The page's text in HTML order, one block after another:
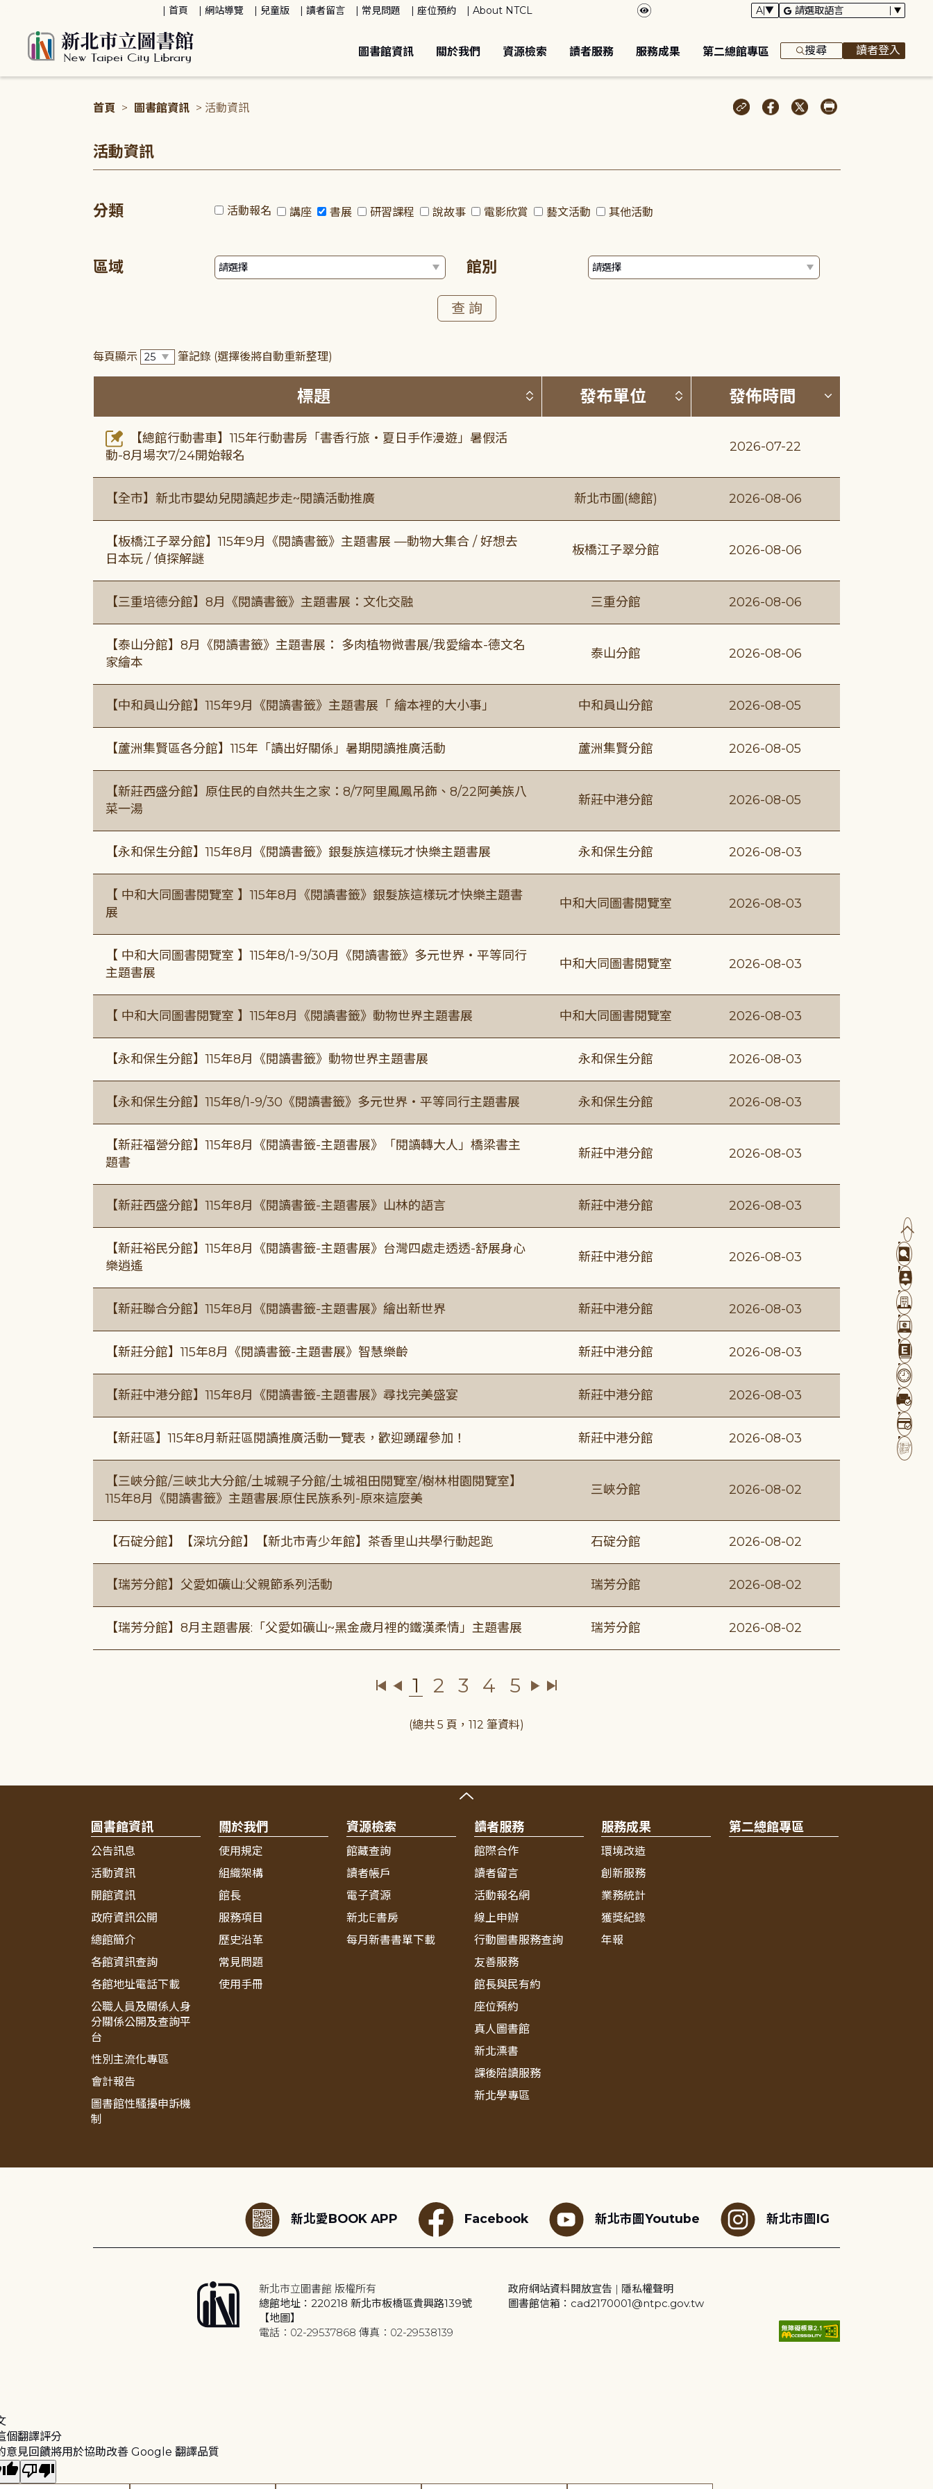
首頁 網站導覽 兒童版 讀者留言 常見問題 座位預約 About NTCL
圖書館資訊 關於我們 資源檢索 讀者服務 服務成果 第二總館專區 搜尋 讀者登入
首頁 > 圖書館資訊 > 活動資訊
活動資訊
分類 活動報名 講座 書展 研習課程 說故事 電影欣賞 藝文活動 其他活動
區域 館別
每頁顯示 筆記錄 (選擇後將自動重新整理)
標題 按標題排序 (升降冪)
發布單位 按發布單位排序 (升降冪)
發佈時間 按發佈時間
【總館行動書車】115年行動書房「書香行旅・夏日手作漫遊」暑假活
動-8月場次7/24開始報名
2026-07-22
【全市】新北市嬰幼兒閱讀起步走~閱讀活動推廣 新北市圖(總館) 2026-08-06
【板橋江子翠分館】115年9月《閱讀書籤》主題書展 —動物大集合 / 好想去
日本玩 / 偵探解謎
板橋江子翠分館 2026-08-06
【三重培德分館】8月《閱讀書籤》主題書展：文化交融 三重分館 2026-08-06
【泰山分館】8月《閱讀書籤》主題書展： 多肉植物微書展/我愛繪本-德文名
家繪本
泰山分館 2026-08-06
【中和員山分館】115年9月《閱讀書籤》主題書展「 繪本裡的大小事」 中和員山分館 2026-08-05
【蘆洲集賢區各分館】115年「讀出好關係」暑期閱讀推廣活動 蘆洲集賢分館 2026-08-05
【新莊西盛分館】原住民的自然共生之家：8/7阿里鳳鳳吊飾、8/22阿美族八
菜一湯
新莊中港分館 2026-08-05
【永和保生分館】115年8月《閱讀書籤》銀髮族這樣玩才快樂主題書展 永和保生分館 2026-08-03
【 中和大同圖書閱覽室 】115年8月《閱讀書籤》銀髮族這樣玩才快樂主題書
展
中和大同圖書閱覽室 2026-08-03
【 中和大同圖書閱覽室 】115年8/1-9/30月《閱讀書籤》多元世界・平等同行
主題書展
中和大同圖書閱覽室 2026-08-03
【 中和大同圖書閱覽室 】115年8月《閱讀書籤》動物世界主題書展 中和大同圖書閱覽室 2026-08-03
【永和保生分館】115年8月《閱讀書籤》動物世界主題書展 永和保生分館 2026-08-03
【永和保生分館】115年8/1-9/30《閱讀書籤》多元世界・平等同行主題書展 永和保生分館 2026-08-03
【新莊福營分館】115年8月《閱讀書籤-主題書展》「閱讀轉大人」橋梁書主
題書
新莊中港分館 2026-08-03
【新莊西盛分館】115年8月《閱讀書籤-主題書展》山林的語言 新莊中港分館 2026-08-03
【新莊裕民分館】115年8月《閱讀書籤-主題書展》台灣四處走透透-舒展身心
樂逍遙
新莊中港分館 2026-08-03
【新莊聯合分館】115年8月《閱讀書籤-主題書展》繪出新世界 新莊中港分館 2026-08-03
【新莊分館】115年8月《閱讀書籤-主題書展》智慧樂齡 新莊中港分館 2026-08-03
【新莊中港分館】115年8月《閱讀書籤-主題書展》尋找完美盛宴 新莊中港分館 2026-08-03
【新莊區】115年8月新莊區閱讀推廣活動一覽表，歡迎踴躍參加！ 新莊中港分館 2026-08-03
【三峽分館/三峽北大分館/土城親子分館/土城祖田閱覽室/樹林柑園閱覽室】
115年8月《閱讀書籤》主題書展:原住民族系列-原來這麼美
三峽分館 2026-08-02
【石碇分館】【深坑分館】【新北市青少年館】茶香里山共學行動起跑 石碇分館 2026-08-02
【瑞芳分館】父愛如礦山:父親節系列活動 瑞芳分館 2026-08-02
【瑞芳分館】8月主題書展:「父愛如礦山~黑金歲月裡的鐵漢柔情」主題書展 瑞芳分館 2026-08-02
1 2 3 4 5
(總共 5 頁，112 筆資料)
圖書館資訊
公告訊息
活動資訊
開館資訊
政府資訊公開
總館簡介
各館資訊查詢
各館地址電話下載
公職人員及關係人身
分關係公開及查詢平
台
性別主流化專區
會計報告
圖書館性騷擾申訴機
制
關於我們
使用規定
組織架構
館長
服務項目
歷史沿革
常見問題
使用手冊
資源檢索
館藏查詢
讀者帳戶
電子資源
新北E書房
每月新書書單下載
讀者服務
館際合作
讀者留言
活動報名網
線上申辦
行動圖書服務查詢
友善服務
館長與民有約
座位預約
真人圖書館
新北漂書
課後陪讀服務
新北學專區
服務成果
環境改造
創新服務
業務統計
獲獎紀錄
年報
第二總館專區
新北愛BOOK APP Facebook 新北市圖Youtube 新北市圖IG
新北市立圖書館 版權所有
總館地址：220218 新北市板橋區貴興路139號
【地圖】
電話：02-29537868 傳真：02-29538139
政府網站資料開放宣告 | 隱私權聲明
圖書館信箱：cad2170001@ntpc.gov.tw
個翻譯評分
意見回饋將用於協助改善 Google 翻譯品質